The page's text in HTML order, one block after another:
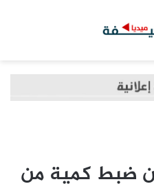
ضبط كمية من